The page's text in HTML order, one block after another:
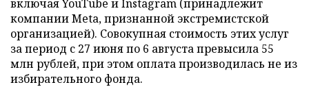
включая YouTube и Instagram (принадлежит
компании Meta, признанной экстремистской
организацией). Совокупная стоимость этих услуг
за период с 27 июня по 6 августа превысила 55
млн рублей, при этом оплата производилась не из
избирательного фонда.